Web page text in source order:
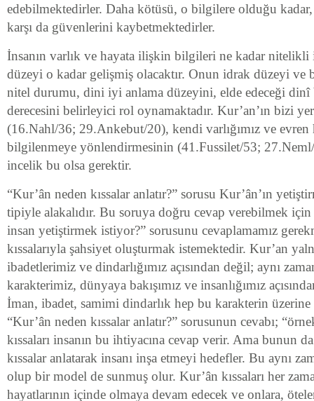
edebilmektedirler. Daha kötüsü, o bilgilere olduğu kadar,
karşı da güvenlerini kaybetmektedirler.
İnsanın varlık ve hayata ilişkin bilgileri ne kadar nitelikli
düzeyi o kadar gelişmiş olacaktır. Onun idrak düzeyi
nitel durumu, dini iyi anlama düzeyini, elde edeceği
derecesini belirleyici rol oynamaktadır. Kur’an’ın bizi
(16.Nahl/36; 29.Ankebut/20), kendi varlığımız ve evren
bilgilenmeye yönlendirmesinin (41.Fussilet/53;
incelik bu olsa gerektir.
“Kur’ân neden kıssalar anlatır?” sorusu Kur’ân’ın
tipiyle alakalıdır. Bu soruya doğru cevap verebilmek için
insan yetiştirmek istiyor?” sorusunu cevaplamamız
kıssalarıyla şahsiyet oluşturmak istemektedir. Kur’an
ibadetlerimiz ve dindarlığımız açısından değil; aynı
karakterimiz, dünyaya bakışımız ve insanlığımız
İman, ibadet, samimi dindarlık hep bu karakterin
“Kur’ân neden kıssalar anlatır?” sorusunun cevabı;
kıssaları insanın bu ihtiyacına cevap verir. Ama bunun
kıssalar anlatarak insanı inşa etmeyi hedefler. Bu aynı
olup bir model de sunmuş olur. Kur’ân kıssaları her
hayatlarının içinde olmaya devam edecek ve onlara,